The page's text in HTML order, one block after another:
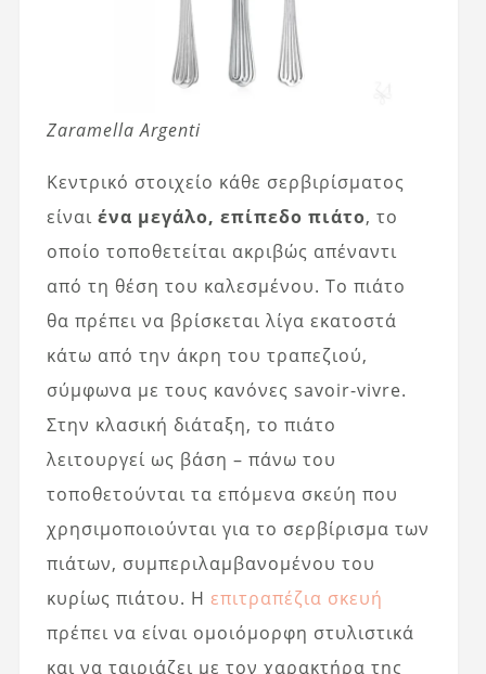
Zaramella Argenti
Κεντρικό στοιχείο κάθε σερβιρίσματος
είναι ένα μεγάλο, επίπεδο πιάτο, το
οποίο τοποθετείται ακριβώς απέναντι
από τη θέση του καλεσμένου. Το πιάτο
θα πρέπει να βρίσκεται λίγα εκατοστά
κάτω από την άκρη του τραπεζιού,
σύμφωνα με τους κανόνες savoir-vivre.
Στην κλασική διάταξη, το πιάτο
λειτουργεί ως βάση – πάνω του
τοποθετούνται τα επόμενα σκεύη που
χρησιμοποιούνται για το σερβίρισμα των
πιάτων, συμπεριλαμβανομένου του
κυρίως πιάτου. Η επιτραπέζια σκευή
πρέπει να είναι ομοιόμορφη στυλιστικά
και να ταιριάζει με τον χαρακτήρα της